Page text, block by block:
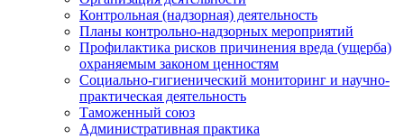
Контрольная (надзорная) деятельность
Планы контрольно-надзорных мероприятий
Профилактика рисков причинения вреда (ущерба)
охраняемым законом ценностям
Социально-гигиенический мониторинг и научно-
практическая деятельность
Таможенный союз
Административная практика